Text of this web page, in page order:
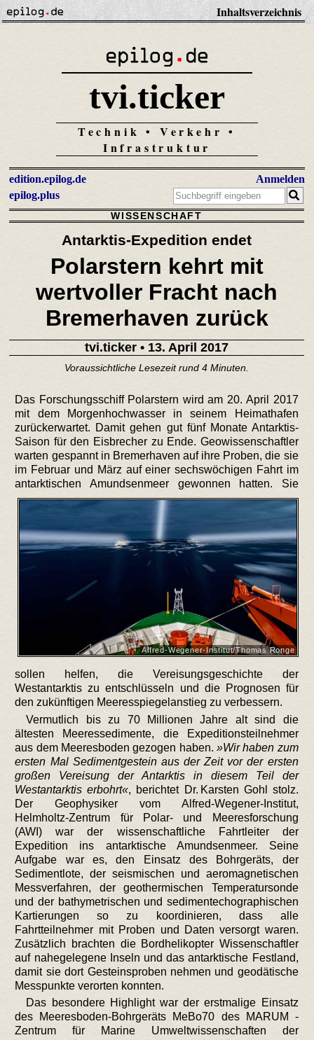
Inhaltsverzeichnis
tvi.ticker
Technik • Verkehr •
Infrastruktur
edition.epilog.de
epilog.plus
Anmelden
WISSENSCHAFT
Antarktis-Expedition endet
Polarstern kehrt mit
wertvoller Fracht nach
Bremerhaven zurück
tvi.ticker • 13. April 2017
Voraussichtliche Lesezeit rund 4 Minuten.
Das Forschungsschiff Polarstern wird am 20. April 2017
mit dem Morgenhochwasser in seinem Heimathafen
zurückerwartet. Damit gehen gut fünf Monate Antarktis-
Saison für den Eisbrecher zu Ende. Geowissenschaftler
warten gespannt in Bremerhaven auf ihre Proben, die sie
im Februar und März auf einer sechswöchigen Fahrt im
antarktischen Amundsenmeer gewonnen hatten.
Alfred-Wegener-Institut/Thomas Ronge
Sie
sollen helfen, die Vereisungsgeschichte der
Westantarktis zu entschlüsseln und die Prognosen für
den zukünftigen Meeresspiegelanstieg zu verbessern.
Vermutlich bis zu 70 Millionen Jahre alt sind die
ältesten Meeressedimente, die Expeditionsteilnehmer
aus dem Meeresboden gezogen haben.
Wir haben zum
ersten Mal Sedimentgestein aus der Zeit vor der ersten
großen Vereisung der Antarktis in diesem Teil der
Westantarktis erbohrt , berichtet Dr. Karsten Gohl stolz.
Der Geophysiker vom Alfred-Wegener-Institut,
Helmholtz-Zentrum für Polar- und Meeresforschung
(AWI) war der wissenschaftliche Fahrtleiter der
Expedition ins antarktische Amundsenmeer. Seine
Aufgabe war es, den Einsatz des Bohrgeräts, der
Sedimentlote, der seismischen und aeromagnetischen
Messverfahren, der geothermischen Temperatursonde
und der bathymetrischen und sedimentechographischen
Kartierungen so zu koordinieren, dass alle
Fahrtteilnehmer mit Proben und Daten versorgt waren.
Zusätzlich brachten die Bordhelikopter Wissenschaftler
auf nahegelegene Inseln und das antarktische Festland,
damit sie dort Gesteinsproben nehmen und geodätische
Messpunkte verorten konnten.
Das besondere Highlight war der erstmalige Einsatz
des Meeresboden-Bohrgeräts MeBo70 des MARUM -
Zentrum für Marine Umweltwissenschaften der